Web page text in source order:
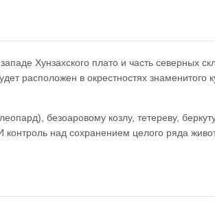
Хунзахского плато и часть северных
расположен в окрестностях знаменитого
безоаровому козлу, тетереву,
над сохранением целого ряда